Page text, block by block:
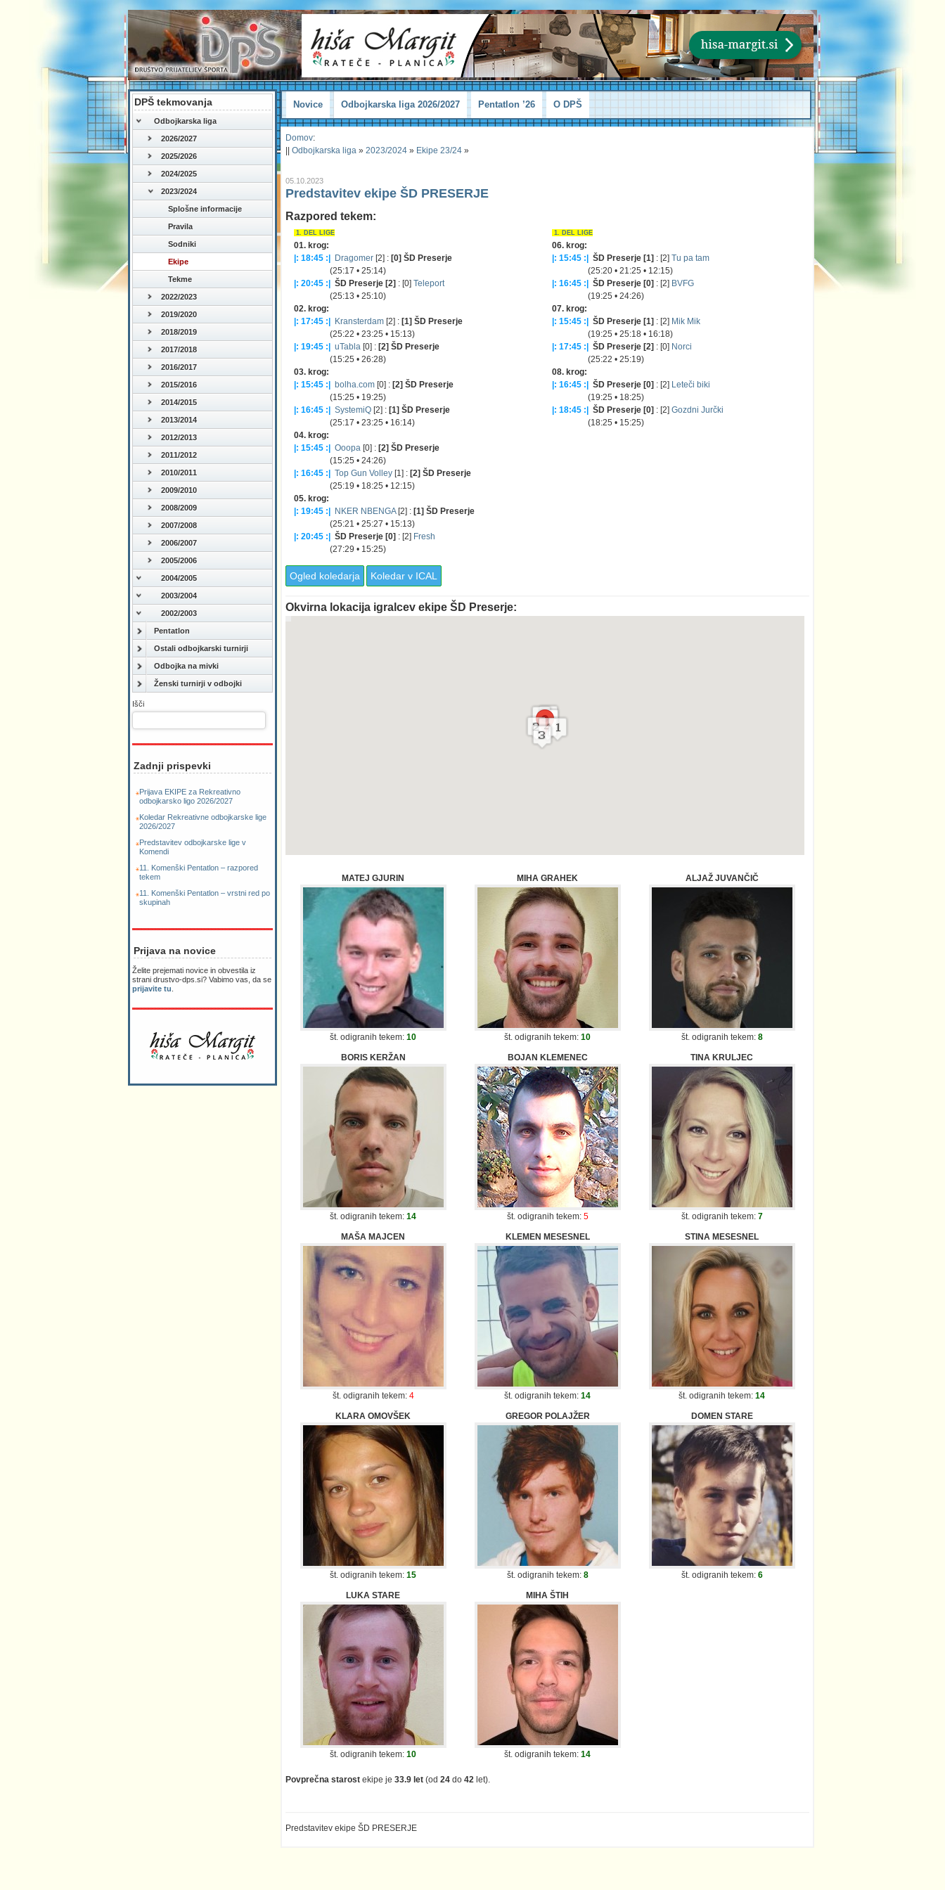
DPŠ tekmovanja
Odbojkarska liga
2026/2027
2025/2026
2024/2025
2023/2024
Splošne informacije
Pravila
Sodniki
Ekipe
Tekme
2022/2023
2019/2020
2018/2019
2017/2018
2016/2017
2015/2016
2014/2015
2013/2014
2012/2013
2011/2012
2010/2011
2009/2010
2008/2009
2007/2008
2006/2007
2005/2006
2004/2005
2003/2004
2002/2003
Pentatlon
Ostali odbojkarski turnirji
Odbojka na mivki
Ženski turnirji v odbojki
Išči
Zadnji prispevki
Prijava EKIPE za Rekreativno
odbojkarsko ligo 2026/2027
Koledar Rekreativne odbojkarske lige
2026/2027
Predstavitev odbojkarske lige v
Komendi
11. Komenški Pentatlon – razpored
tekem
11. Komenški Pentatlon – vrstni red po
skupinah
Prijava na novice
Želite prejemati novice in obvestila iz
strani drustvo-dps.si? Vabimo vas, da se
prijavite tu
Novice Odbojkarska liga 2026/2027 Pentatlon ’26 O DPŠ
Domov:
Odbojkarska liga » 2023/2024 » Ekipe 23/24 »
05.10.2023
Predstavitev ekipe ŠD PRESERJE
Razpored tekem:
1. DEL LIGE
01. krog:
|: 18:45 :|
Dragomer [2] : [0] ŠD Preserje
(25:17 • 25:14)
|: 20:45 :|
ŠD Preserje [2] : [0] Teleport
(25:13 • 25:10)
02. krog:
|: 17:45 :|
Kransterdam [2] : [1] ŠD Preserje
(25:22 • 23:25 • 15:13)
|: 19:45 :|
uTabla [0] : [2] ŠD Preserje
(15:25 • 26:28)
03. krog:
|: 15:45 :|
bolha.com [0] : [2] ŠD Preserje
(15:25 • 19:25)
|: 16:45 :|
SystemiQ [2] : [1] ŠD Preserje
(25:17 • 23:25 • 16:14)
04. krog:
|: 15:45 :|
Ooopa [0] : [2] ŠD Preserje
(15:25 • 24:26)
|: 16:45 :|
Top Gun Volley [1] : [2] ŠD Preserje
(25:19 • 18:25 • 12:15)
05. krog:
|: 19:45 :|
NKER NBENGA[2] : [1] ŠD Preserje
(25:21 • 25:27 • 15:13)
|: 20:45 :|
ŠD Preserje [0] : [2] Fresh
(27:29 • 15:25)
1. DEL LIGE
06. krog:
|: 15:45 :|
ŠD Preserje [1] : [2] Tu pa tam
(25:20 • 21:25 • 12:15)
|: 16:45 :|
ŠD Preserje [0] : [2] BVFG
(19:25 • 24:26)
07. krog:
|: 15:45 :|
ŠD Preserje [1] : [2] Mik Mik
(19:25 • 25:18 • 16:18)
|: 17:45 :|
ŠD Preserje [2] : [0] Norci
(25:22 • 25:19)
08. krog:
|: 16:45 :|
ŠD Preserje [0] : [2] Leteči biki
(19:25 • 18:25)
|: 18:45 :|
ŠD Preserje [0] : [2] Gozdni Jurčki
(18:25 • 15:25)
Ogled koledarja Koledar v ICAL
Okvirna lokacija igralcev ekipe ŠD Preserje:
MATEJ GJURIN
št. odigranih tekem: 10
MIHA GRAHEK
št. odigranih tekem: 10
ALJAŽ JUVANČIČ
št. odigranih tekem: 8
BORIS KERŽAN
št. odigranih tekem: 14
BOJAN KLEMENEC
št. odigranih tekem: 5
TINA KRULJEC
št. odigranih tekem: 7
MAŠA MAJCEN
št. odigranih tekem: 4
KLEMEN MESESNEL
št. odigranih tekem: 14
STINA MESESNEL
št. odigranih tekem: 14
KLARA OMOVŠEK
št. odigranih tekem: 15
GREGOR POLAJŽER
št. odigranih tekem: 8
DOMEN STARE
št. odigranih tekem: 6
LUKA STARE
št. odigranih tekem: 10
MIHA ŠTIH
št. odigranih tekem: 14
Povprečna starost ekipe je 33.9 let (od 24 do 42 let).
Predstavitev ekipe ŠD PRESERJE